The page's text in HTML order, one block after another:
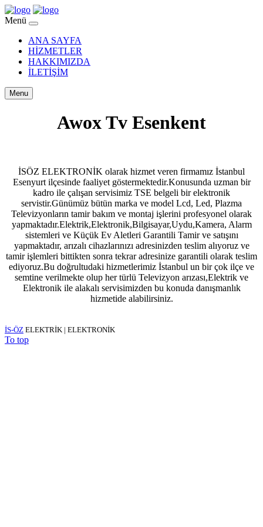
Menü
ANA SAYFA
HİZMETLER
HAKKIMIZDA
İLETİŞİM
Menu
Awox Tv Esenkent
İSÖZ ELEKTRONİK olarak hizmet veren firmamız İstanbul
Esenyurt ilçesinde faaliyet göstermektedir.Konusunda uzman bir
kadro ile çalışan servisimiz TSE belgeli bir elektronik
servistir.Günümüz bütün marka ve model Lcd, Led, Plazma
Televizyonların tamir bakım ve montaj işlerini profesyonel olarak
yapmaktadır.Elektrik,Elektronik,Bilgisayar,Uydu,Kamera, Alarm
sistemleri ve Küçük Ev Aletleri Garantili Tamir ve satışını
yapmaktadır, arızalı cihazlarınızı adresinizden teslim alıyoruz ve
tamir işlemleri bittikten sonra tekrar adresinize garantili olarak teslim
ediyoruz.Bu doğrultudaki hizmetlerimiz İstanbul un bir çok ilçe ve
semtine verilmekte olup her türlü Televizyon arızası,Elektrik ve
Elektronik ile alakalı servisimizden bu konuda danışmanlık
hizmetide alabilirsiniz.
İS-ÖZ ELEKTRİK | ELEKTRONİK
To top